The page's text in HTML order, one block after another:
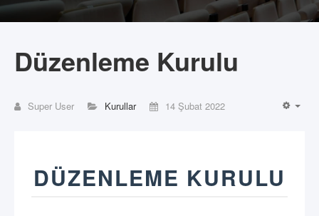
Düzenleme Kurulu
Super User Kurullar 14 Şubat 2022
DÜZENLEME KURULU